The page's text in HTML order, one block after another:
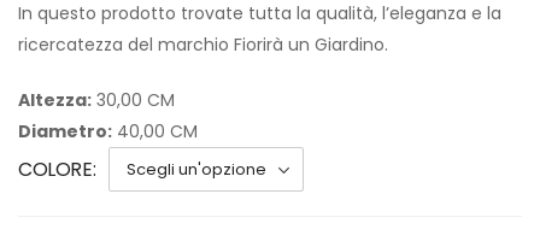
In questo prodotto trovate tutta la qualità, l’eleganza e la
ricercatezza del marchio Fiorirà un Giardino.
Altezza: 30,00 CM
Diametro: 40,00 CM
COLORE